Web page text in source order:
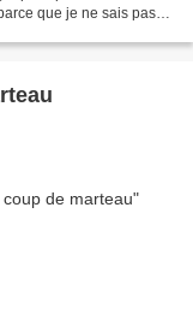
que je ne sais pas